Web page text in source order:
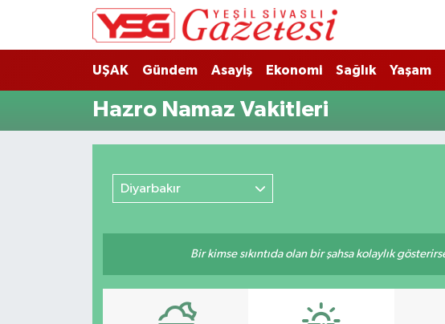
UŞAK Gündem Asayiş Ekonomi Sağlık Yaşam
Hazro Namaz Vakitleri
Diyarbakır
Bir kimse sıkıntıda olan bir şahsa kolaylık
Hava Durumu
Namaz Vakitleri
Trafik Durumu
Son Dakika Haberleri